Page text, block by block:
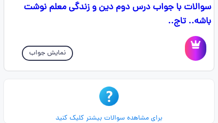
سوالات با جواب درس دوم دین و زندگی معلم نوشت
باشه.. تاج..
نمایش جواب
برای مشاهده سوالات بیشتر کلیک کنید